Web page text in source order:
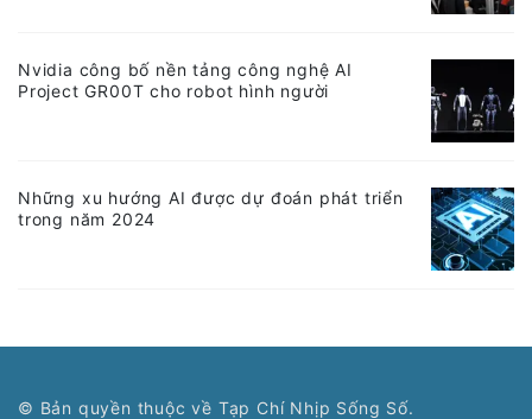
Nvidia công bố nền tảng công nghệ AI
Project GR00T cho robot hình người
Những xu hướng AI được dự đoán phát triển
trong năm 2024
© Bản quyền thuộc về Tạp Chí Nhịp Sống Số.